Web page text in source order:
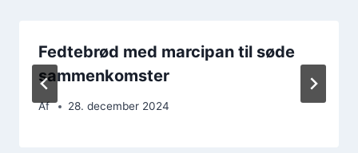
Fedtebrød med marcipan til søde
sammenkomster
Af 28. december 2024